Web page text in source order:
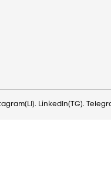
(LI). LinkedIn(TG).